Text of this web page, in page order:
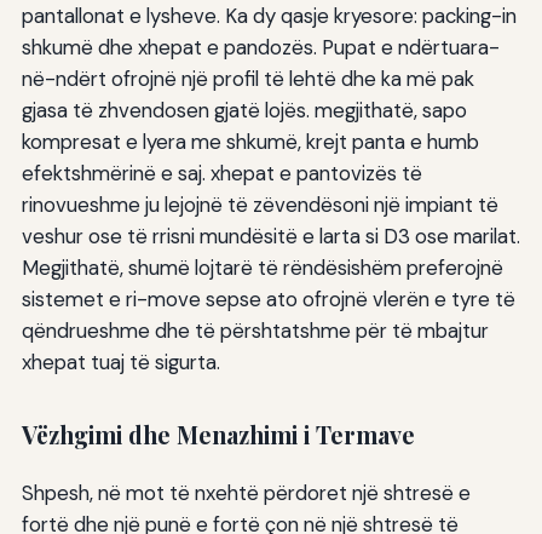
pantallonat e lysheve. Ka dy qasje kryesore: packing-in
shkumë dhe xhepat e pandozës. Pupat e ndërtuara-
në-ndërt ofrojnë një profil të lehtë dhe ka më pak
gjasa të zhvendosen gjatë lojës. megjithatë, sapo
kompresat e lyera me shkumë, krejt panta e humb
efektshmërinë e saj. xhepat e pantovizës të
rinovueshme ju lejojnë të zëvendësoni një impiant të
veshur ose të rrisni mundësitë e larta si D3 ose marilat.
Megjithatë, shumë lojtarë të rëndësishëm preferojnë
sistemet e ri-move sepse ato ofrojnë vlerën e tyre të
qëndrueshme dhe të përshtatshme për të mbajtur
xhepat tuaj të sigurta.
Vëzhgimi dhe Menazhimi i Termave
Shpesh, në mot të nxehtë përdoret një shtresë e
fortë dhe një punë e fortë çon në një shtresë të